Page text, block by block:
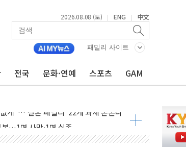
2026.08.08 (토) | ENG | 中文
패밀리 사이트
전국 문화·연예 스포츠 GAM
계·탄약 부족 현실화
원 수거차에 치여 사망
남성 2명 숨져
…1명 사망·1명 실종
..."국제적 시민 연대로 목소리 내야"